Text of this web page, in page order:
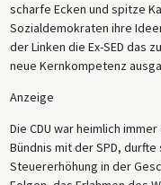
scharfe Ecken und spitze
Sozialdemokraten ihre
der Linken die Ex-SED das
neue Kernkompetenz
Anzeige
Die CDU war heimlich
Bündnis mit der SPD,
Steuererhöhung in der